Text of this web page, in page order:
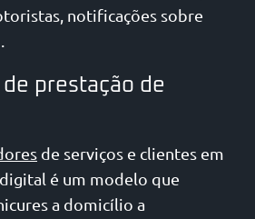
notificações sobre
prestação de
de serviços e clientes em
é um modelo que
a domicílio a